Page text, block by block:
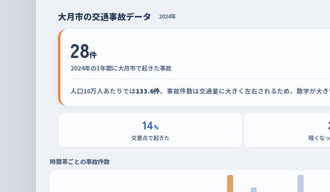
大月市の交通事故データ 2024年
28件
2024年の1年間に大月市で起きた事故
人口10万人あたりでは133.6件。事故件数は交通量に大きく左右されるため、数字が大
14%
交差点で起きた 暗くな
時間帯ごとの事故件数